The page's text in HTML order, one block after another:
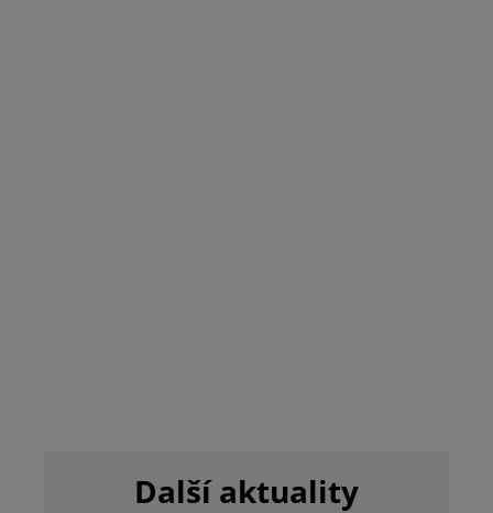
Další aktuality